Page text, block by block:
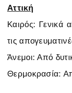
Αττική
Καιρός: Γενικά
τις
Άνεμοι: Από
Θερμοκρασία: